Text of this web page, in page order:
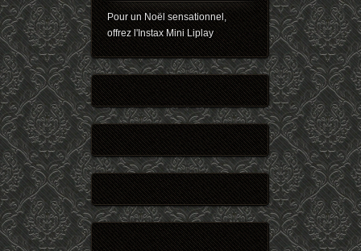
Pour un Noël sensationnel,
offrez l'Instax Mini Liplay